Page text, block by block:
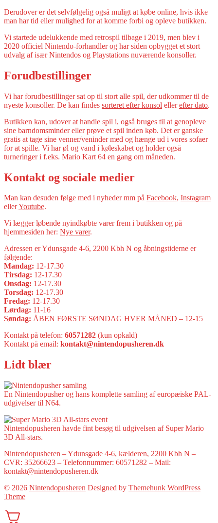
Derudover er det selvfølgelig også muligt at købe online, hvis ikke
man har tid eller mulighed for at komme forbi og opleve butikken.
Vi startede udelukkende med retrospil tilbage i 2019, men blev i
2020 officiel Nintendo-forhandler og har siden opbygget et stort
udvalg af især Nintendos og Playstations nuværende konsoller.
Forudbestillinger
Vi har forudbestillinger sat op til stort alle spil, der udkommer til de
nyeste konsoller. De kan findes sorteret efter konsol ellerefter dato.
Butikken kan, udover at handle spil i, også bruges til at genopleve
sine barndomsminder eller prøve et spil inden køb. Det er ganske
gratis at tage sine venner/veninder med og hænge ud i vores sofaer
for at spille. Vi har øl og vand i køleskabet og holder også
turneringer i f.eks. Mario Kart 64 en gang om måneden.
Kontakt og sociale medier
Man kan desuden følge med i nyheder mm på Facebook, Instagram
ellerYoutube.
Vi lægger løbende nyindkøbte varer frem i butikken og på
hjemmesiden her: Nye varer.
Adressen er Ydunsgade 4-6, 2200 Kbh N og åbningstiderne er
følgende:
Mandag: 12-17.30
Tirsdag: 12-17.30
Onsdag: 12-17.30
Torsdag: 12-17.30
Fredag: 12-17.30
Lørdag: 11-16
Søndag: ÅBEN FØRSTE SØNDAG HVER MÅNED – 12-15
Kontakt på telefon: 60571282 (kun opkald)
Kontakt på email: kontakt@nintendopusheren.dk
Lidt blær
En Nintendopusher og hans komplette samling af europæiske PAL-
udgivelser til N64.
Nintendopusheren havde fint besøg til udgivelsen af Super Mario
3D All-stars.
Nintendopusheren – Ydunsgade 4-6, kælderen, 2200 Kbh N –
CVR: 35266623 – Telefonnummer: 60571282 – Mail:
kontakt@nintendopusheren.dk
© 2026 Nintendopusheren Designed by Themehunk WordPress
Theme